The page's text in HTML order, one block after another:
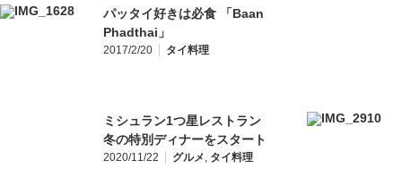
パッタイ好きは必食 「Baan
Phadthai」
2017/2/20 タイ料理
ミシュラン1つ星レストラン
冬の特別ディナーをスタート
2020/11/22 グルメ, タイ料理